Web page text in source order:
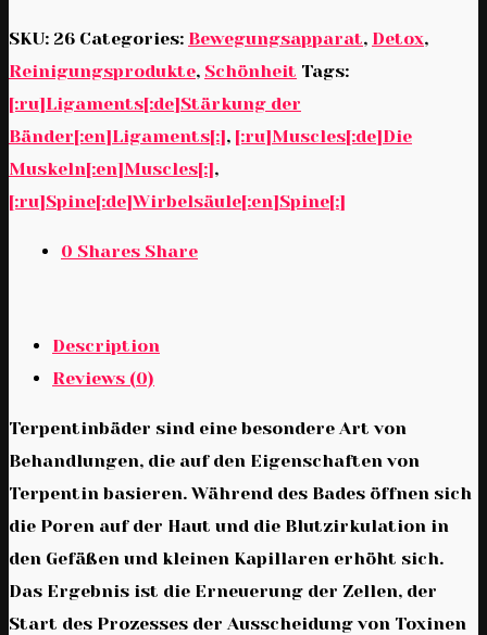
SKU: 26 Categories: Bewegungsapparat, Detox,
Reinigungsprodukte, Schönheit Tags:
[:ru]Ligaments[:de]Stärkung der
Bänder[:en]Ligaments[:], [:ru]Muscles[:de]Die
Muskeln[:en]Muscles[:],
[:ru]Spine[:de]Wirbelsäule[:en]Spine[:]
0 Shares Share
Description
Reviews (0)
Terpentinbäder sind eine besondere Art von
Behandlungen, die auf den Eigenschaften von
Terpentin basieren. Während des Bades öffnen sich
die Poren auf der Haut und die Blutzirkulation in
den Gefäßen und kleinen Kapillaren erhöht sich.
Das Ergebnis ist die Erneuerung der Zellen, der
Start des Prozesses der Ausscheidung von Toxinen